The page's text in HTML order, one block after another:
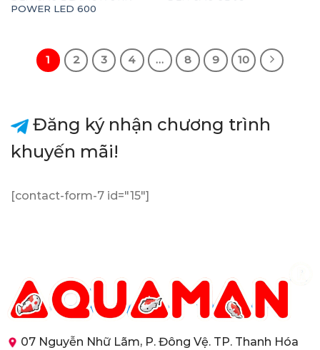
POWER LED 600
1 2 3 4 … 8 9 10
Đăng ký nhận chương trình
khuyến mãi!
[contact-form-7 id="15"]
07 Nguyễn Nhữ Lãm, P. Đông Vệ. TP. Thanh Hóa